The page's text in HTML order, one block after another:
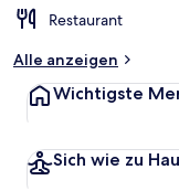
Restaurant
Alle anzeigen
Wichtigste
Sich wie zu